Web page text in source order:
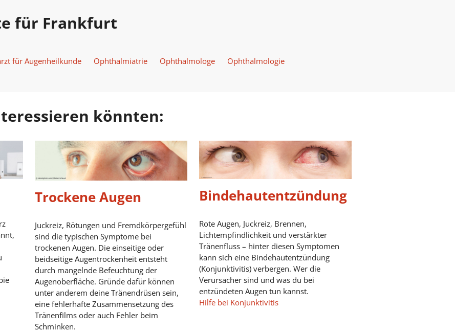
für Frankfurt
für Augenheilkunde Ophthalmiatrie Ophthalmologe Ophthalmologie
könnten:
Trockene Augen
Juckreiz, Rötungen und Fremdkörpergefühl
sind die typischen Symptome bei
trockenen Augen. Die einseitige oder
beidseitige Augentrockenheit entsteht
durch mangelnde Befeuchtung der
Augenoberfläche. Gründe dafür können
unter anderem deine Tränendrüsen sein,
eine fehlerhafte Zusammensetzung des
Tränenfilms oder auch Fehler beim
Schminken.
Bindehautentzündung
Rote Augen, Juckreiz, Brennen,
Lichtempfindlichkeit und verstärkter
Tränenfluss – hinter diesen Symptomen
kann sich eine Bindehautentzündung
(Konjunktivitis) verbergen. Wer die
Verursacher sind und was du bei
entzündeten Augen tun kannst.
Hilfe bei Konjunktivitis